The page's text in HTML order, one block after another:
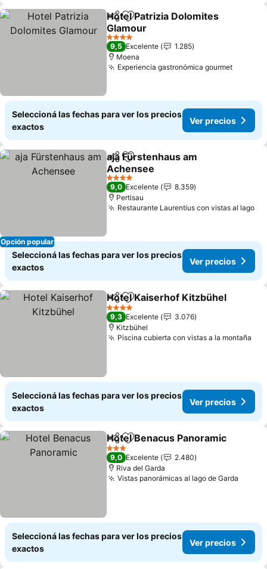
CompartirAñadir a favoritos
Hotel Patrizia Dolomites
Glamour
4 Estrellas
9,5 Excelente
1.285
Moena
Experiencia gastronómica gourmet
Seleccioná las fechas para ver los precios
exactos
Ver precios
Opción popular
CompartirAñadir a favoritos
aja Fürstenhaus am
Achensee
4 Estrellas
9,0 Excelente
8.359
Pertisau
Restaurante Laurentius con vistas al lago
Seleccioná las fechas para ver los precios
exactos
Ver precios
CompartirAñadir a favoritos
Hotel Kaiserhof Kitzbühel
4 Estrellas
9,3 Excelente
3.076
Kitzbühel
Piscina cubierta con vistas a la montaña
Seleccioná las fechas para ver los precios
exactos
Ver precios
CompartirAñadir a favoritos
Hotel Benacus Panoramic
3 Estrellas
9,0 Excelente
2.480
Riva del Garda
Vistas panorámicas al lago de Garda
Seleccioná las fechas para ver los precios
exactos
Ver precios